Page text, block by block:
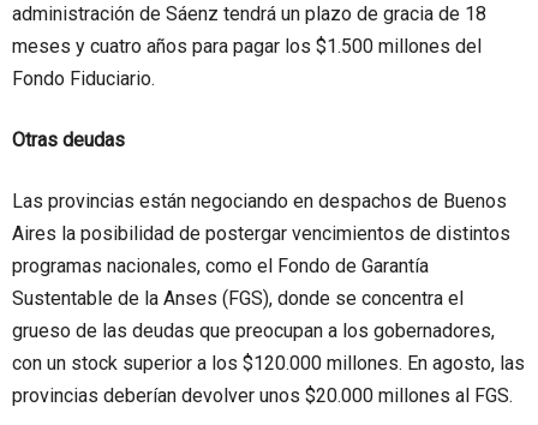
administración de Sáenz tendrá un plazo de gracia de 18
meses y cuatro años para pagar los $1.500 millones del
Fondo Fiduciario.
Otras deudas
Las provincias están negociando en despachos de Buenos
Aires la posibilidad de postergar vencimientos de distintos
programas nacionales, como el Fondo de Garantía
Sustentable de la Anses (FGS), donde se concentra el
grueso de las deudas que preocupan a los gobernadores,
con un stock superior a los $120.000 millones. En agosto, las
provincias deberían devolver unos $20.000 millones al FGS.